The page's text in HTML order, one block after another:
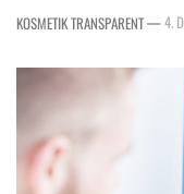
KOSMETIK TRANSPARENT—4.